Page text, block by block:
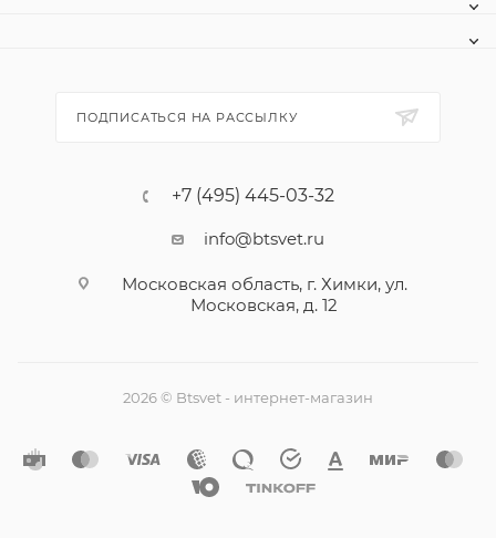
ПОДПИСАТЬСЯ НА РАССЫЛКУ
+7 (495) 445-03-32
info@btsvet.ru
Московская область, г. Химки, ул.
Московская, д. 12
2026 © Btsvet - интернет-магазин